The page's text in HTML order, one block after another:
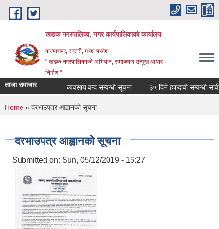
Skip to main content
खडक नगरपालिका, नगर कार्यपालिकाकाे कार्यालय
कल्याणपुर, सप्तरी, मधेश प्रदेश
" खडक नगरपालिकाको अभियान, समाजवाद उन्मुख आधार
निर्माण "
ताजा समाचार व्यवसाय वन्द सम्वन्धी सूचना ३५ दिने हकदावी सम्वन्धी
You are here
Home » दरभाउपत्र आह्वानको सूचना
दरभाउपत्र आह्वानको सूचना
Submitted on: Sun, 05/12/2019 - 16:27